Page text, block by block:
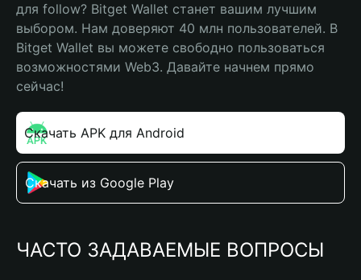
для follow? Bitget Wallet станет вашим лучшим
выбором. Нам доверяют 40 млн пользователей. В
Bitget Wallet вы можете свободно пользоваться
возможностями Web3. Давайте начнем прямо
сейчас!
Скачать APK для Android
Скачать из Google Play
ЧАСТО ЗАДАВАЕМЫЕ ВОПРОСЫ